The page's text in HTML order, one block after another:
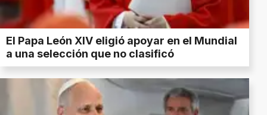
El Papa León XIV eligió apoyar en el Mundial
a una selección que no clasificó